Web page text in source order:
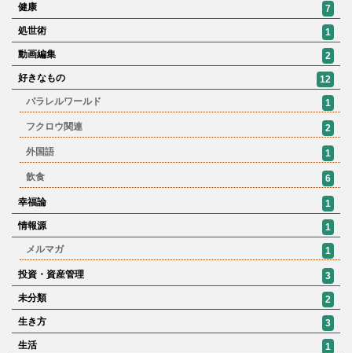
健康
7
処世術
1
動画編集
2
好きなもの
12
パラレルワールド
1
フクロウ関連 2
外国語 1
飲食 6
幸福論
1
情報源
1
メルマガ
1
投資・資産管理
3
未分類
2
生き方
3
生活
1